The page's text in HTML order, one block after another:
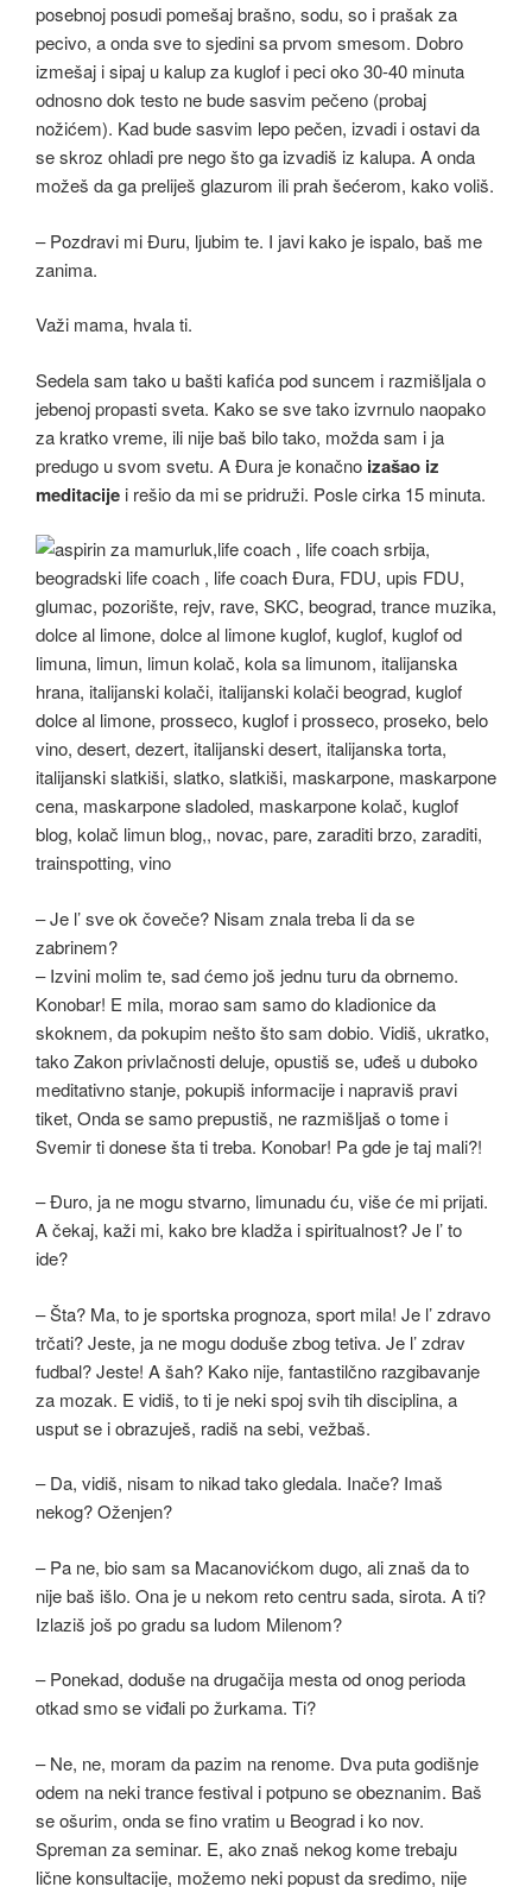
posebnoj posudi pomešaj brašno, sodu, so i prašak za
pecivo, a onda sve to sjedini sa prvom smesom. Dobro
izmešaj i sipaj u kalup za kuglof i peci oko 30-40 minuta
odnosno dok testo ne bude sasvim pečeno (probaj
nožićem). Kad bude sasvim lepo pečen, izvadi i ostavi da
se skroz ohladi pre nego što ga izvadiš iz kalupa. A onda
možeš da ga preliješ glazurom ili prah šećerom, kako voliš.
– Pozdravi mi Đuru, ljubim te. I javi kako je ispalo, baš me
zanima.
Važi mama, hvala ti.
Sedela sam tako u bašti kafića pod suncem i razmišljala o
jebenoj propasti sveta. Kako se sve tako izvrnulo naopako
za kratko vreme, ili nije baš bilo tako, možda sam i ja
predugo u svom svetu. A Đura je konačno izašao iz
meditacije i rešio da mi se pridruži. Posle cirka 15 minuta.
– Je l’ sve ok čoveče? Nisam znala treba li da se
zabrinem?
– Izvini molim te, sad ćemo još jednu turu da obrnemo.
Konobar! E mila, morao sam samo do kladionice da
skoknem, da pokupim nešto što sam dobio. Vidiš, ukratko,
tako Zakon privlačnosti deluje, opustiš se, uđeš u duboko
meditativno stanje, pokupiš informacije i napraviš pravi
tiket, Onda se samo prepustiš, ne razmišljaš o tome i
Svemir ti donese šta ti treba. Konobar! Pa gde je taj mali?!
– Đuro, ja ne mogu stvarno, limunadu ću, više će mi prijati.
A čekaj, kaži mi, kako bre kladža i spiritualnost? Je l’ to
ide?
– Šta? Ma, to je sportska prognoza, sport mila! Je l’ zdravo
trčati? Jeste, ja ne mogu doduše zbog tetiva. Je l’ zdrav
fudbal? Jeste! A šah? Kako nije, fantastilčno razgibavanje
za mozak. E vidiš, to ti je neki spoj svih tih disciplina, a
usput se i obrazuješ, radiš na sebi, vežbaš.
– Da, vidiš, nisam to nikad tako gledala. Inače? Imaš
nekog? Oženjen?
– Pa ne, bio sam sa Macanovićkom dugo, ali znaš da to
nije baš išlo. Ona je u nekom reto centru sada, sirota. A ti?
Izlaziš još po gradu sa ludom Milenom?
– Ponekad, doduše na drugačija mesta od onog perioda
otkad smo se viđali po žurkama. Ti?
– Ne, ne, moram da pazim na renome. Dva puta godišnje
odem na neki trance festival i potpuno se obeznanim. Baš
se ošurim, onda se fino vratim u Beograd i ko nov.
Spreman za seminar. E, ako znaš nekog kome trebaju
lične konsultacije, možemo neki popust da sredimo, nije